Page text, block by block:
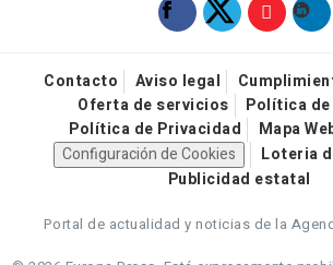
Contacto Aviso legal
Oferta de servicios
Política
Política de Privacidad
Mapa
Configuración de Cookies
Loteria
Publicidad estatal
Portal de actualidad y noticias de la